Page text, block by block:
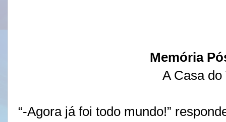
Memória
A Casa do
“-Agora já foi todo mundo!”